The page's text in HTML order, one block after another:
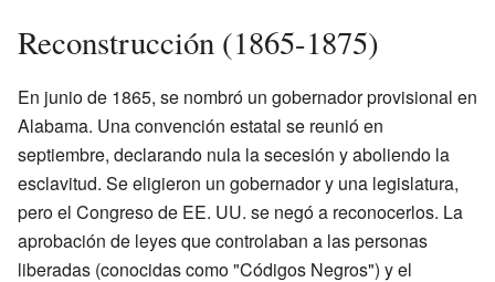
Reconstrucción (1865-1875)
En junio de 1865, se nombró un gobernador provisional en
Alabama. Una convención estatal se reunió en
septiembre, declarando nula la secesión y aboliendo la
esclavitud. Se eligieron un gobernador y una legislatura,
pero el Congreso de EE. UU. se negó a reconocerlos. La
aprobación de leyes que controlaban a las personas
liberadas (conocidas como "Códigos Negros") y el